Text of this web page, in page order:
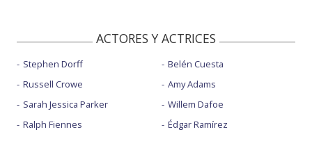
ACTORES Y ACTRICES
Stephen Dorff
Russell Crowe
Sarah Jessica Parker
Ralph Fiennes
Belén Cuesta
Amy Adams
Willem Dafoe
Édgar Ramírez